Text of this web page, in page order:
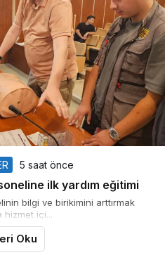
5 saat önce
ilk yardım eğitimi
bilgi ve birikimini arttırmak
hizmet içi...
Oku